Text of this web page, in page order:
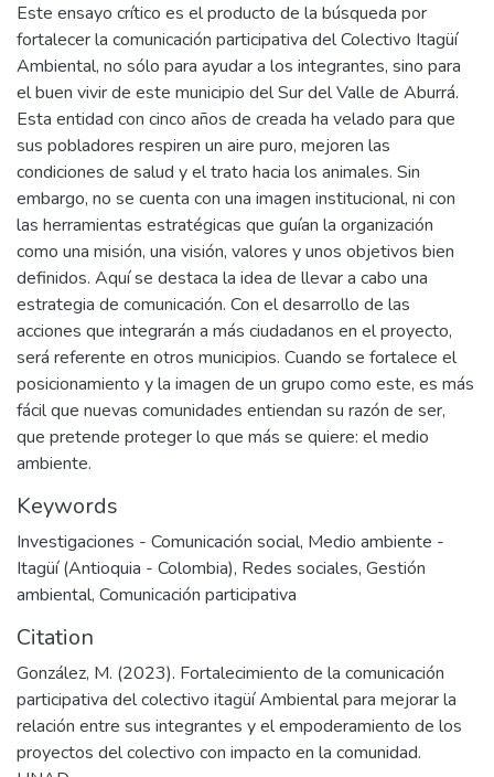
Este ensayo crítico es el producto de la búsqueda por
fortalecer la comunicación participativa del Colectivo Itagüí
Ambiental, no sólo para ayudar a los integrantes, sino para
el buen vivir de este municipio del Sur del Valle de Aburrá.
Esta entidad con cinco años de creada ha velado para que
sus pobladores respiren un aire puro, mejoren las
condiciones de salud y el trato hacia los animales. Sin
embargo, no se cuenta con una imagen institucional, ni con
las herramientas estratégicas que guían la organización
como una misión, una visión, valores y unos objetivos bien
definidos. Aquí se destaca la idea de llevar a cabo una
estrategia de comunicación. Con el desarrollo de las
acciones que integrarán a más ciudadanos en el proyecto,
será referente en otros municipios. Cuando se fortalece el
posicionamiento y la imagen de un grupo como este, es más
fácil que nuevas comunidades entiendan su razón de ser,
que pretende proteger lo que más se quiere: el medio
ambiente.
Keywords
Investigaciones - Comunicación social, Medio ambiente -
Itagüí (Antioquia - Colombia), Redes sociales, Gestión
ambiental, Comunicación participativa
Citation
González, M. (2023). Fortalecimiento de la comunicación
participativa del colectivo itagüí Ambiental para mejorar la
relación entre sus integrantes y el empoderamiento de los
proyectos del colectivo con impacto en la comunidad.